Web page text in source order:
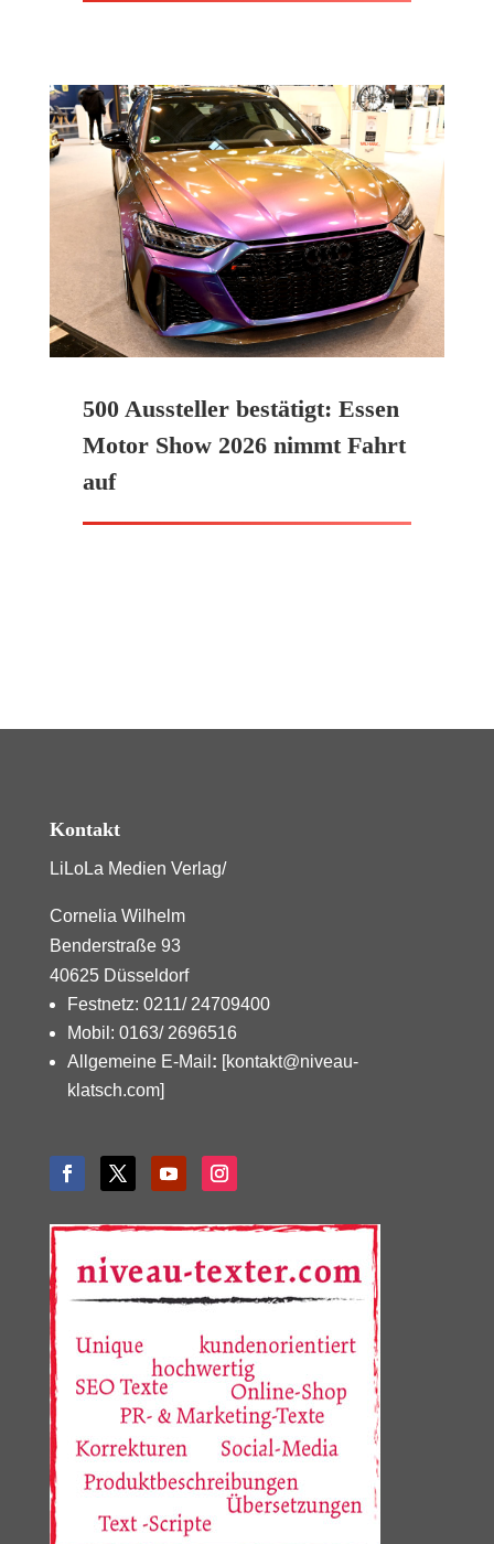
500 Aussteller bestätigt: Essen
Motor Show 2026 nimmt Fahrt
auf
Kontakt
LiLoLa Medien Verlag/
Cornelia Wilhelm
Benderstraße 93
40625 Düsseldorf
Festnetz: 0211/ 24709400
Mobil: 0163/ 2696516
Allgemeine E-Mail : [kontakt@niveau-
klatsch.com]